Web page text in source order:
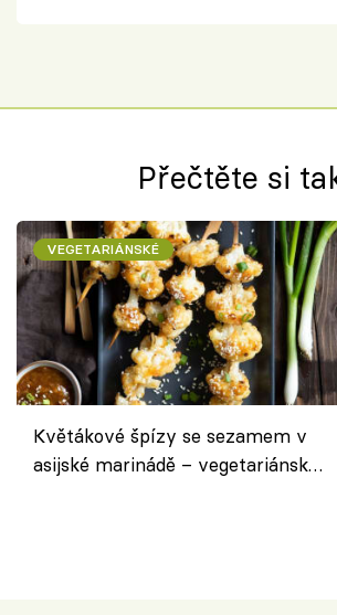
Přečtěte si
VEGETARIÁNSKÉ
Květákové špízy se sezamem v
asijské marinádě – vegetariánská